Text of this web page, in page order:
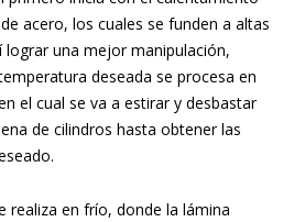
acero, los cuales se funden a altas
una mejor manipulación,
deseada se procesa en
el cual se va a estirar y desbastar
de cilindros hasta obtener las
realiza en frío, donde la lámina